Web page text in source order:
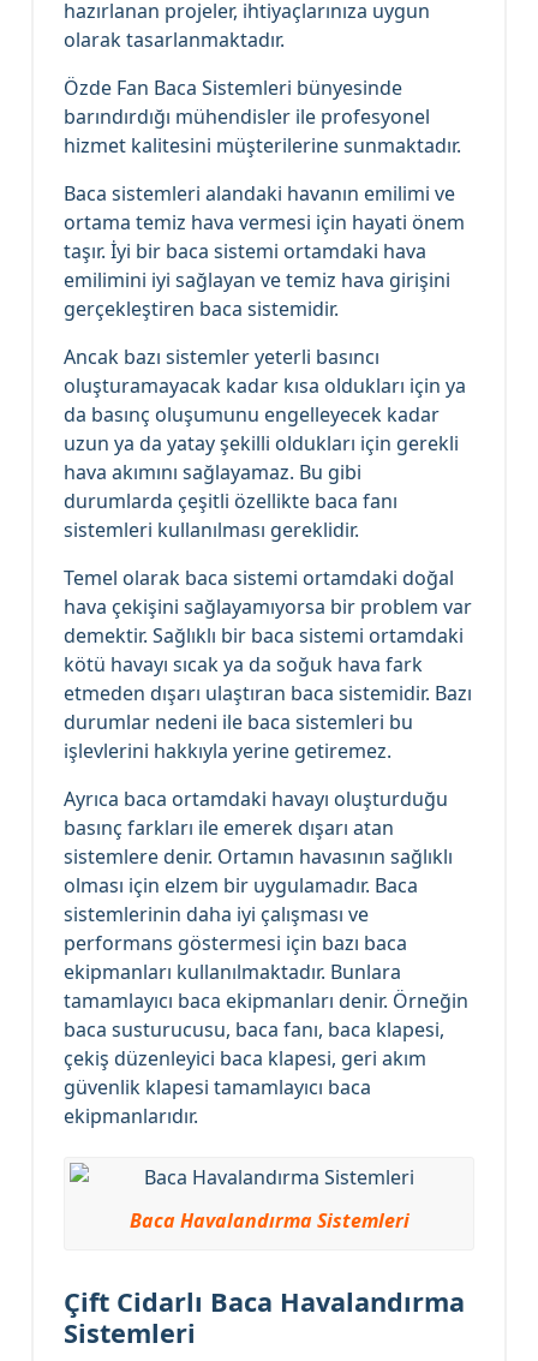
hazırlanan projeler, ihtiyaçlarınıza uygun
olarak tasarlanmaktadır.
Özde Fan Baca Sistemleri bünyesinde
barındırdığı mühendisler ile profesyonel
hizmet kalitesini müşterilerine sunmaktadır.
Baca sistemleri alandaki havanın emilimi ve
ortama temiz hava vermesi için hayati önem
taşır. İyi bir baca sistemi ortamdaki hava
emilimini iyi sağlayan ve temiz hava girişini
gerçekleştiren baca sistemidir.
Ancak bazı sistemler yeterli basıncı
oluşturamayacak kadar kısa oldukları için ya
da basınç oluşumunu engelleyecek kadar
uzun ya da yatay şekilli oldukları için gerekli
hava akımını sağlayamaz. Bu gibi
durumlarda çeşitli özellikte baca fanı
sistemleri kullanılması gereklidir.
Temel olarak baca sistemi ortamdaki doğal
hava çekişini sağlayamıyorsa bir problem var
demektir. Sağlıklı bir baca sistemi ortamdaki
kötü havayı sıcak ya da soğuk hava fark
etmeden dışarı ulaştıran baca sistemidir. Bazı
durumlar nedeni ile baca sistemleri bu
işlevlerini hakkıyla yerine getiremez.
Ayrıca baca ortamdaki havayı oluşturduğu
basınç farkları ile emerek dışarı atan
sistemlere denir. Ortamın havasının sağlıklı
olması için elzem bir uygulamadır. Baca
sistemlerinin daha iyi çalışması ve
performans göstermesi için bazı baca
ekipmanları kullanılmaktadır. Bunlara
tamamlayıcı baca ekipmanları denir. Örneğin
baca susturucusu, baca fanı, baca klapesi,
çekiş düzenleyici baca klapesi, geri akım
güvenlik klapesi tamamlayıcı baca
ekipmanlarıdır.
Baca Havalandırma Sistemleri
Çift Cidarlı Baca Havalandırma
Sistemleri